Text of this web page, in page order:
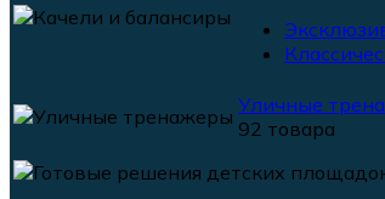
Уличные
92 товара